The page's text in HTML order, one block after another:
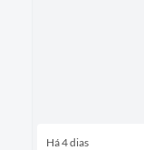
Há 4 dias